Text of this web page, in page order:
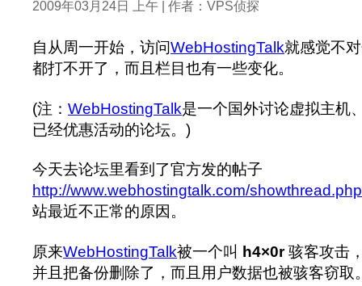
2009年03月24日 上午 | 作者：VPS侦探
自从周一开始，访问WebHostingTalk就感觉不
都打不开了，而且栏目也有一些变化。
(注： WebHostingTalk是一个国外讨论虚拟主机
已经优惠活动的论坛。)
今天去论坛里看到了官方发的帖子
http://www.webhostingtalk.com/
站最近不正常的原因。
原来WebHostingTalk被一个叫 h4×0r骇客攻击
并且把备份删除了，而且用户数据也被骇客窃取